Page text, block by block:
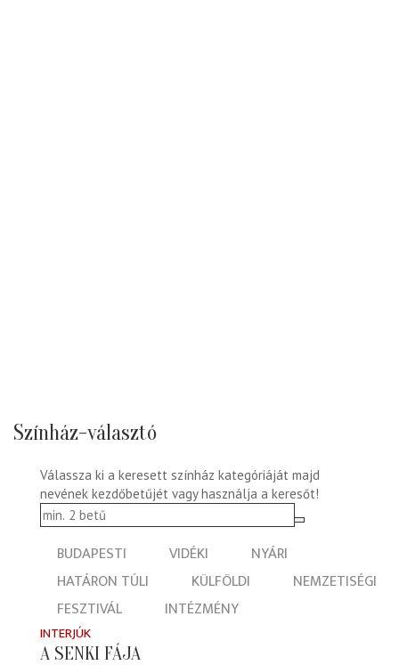
Színház-választó
Válassza ki a keresett színház kategóriáját majd
nevének kezdőbetűjét vagy használja a keresőt!
BUDAPESTI VIDÉKI
NYÁRI
HATÁRON TÚLI
KÜLFÖLDI
NEMZETISÉGI
FESZTIVÁL
INTÉZMÉNY
INTERJÚK
A SENKI FÁJA